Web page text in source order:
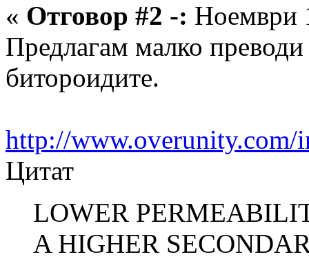
« Отговор #2 -: Ноември
Предлагам малко
битороидите.
http://www.overunity.com/
Цитат
LOWER
A HIGHER